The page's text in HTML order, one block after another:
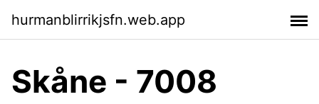
hurmanblirrikjsfn.web.app
Skåne - 7008